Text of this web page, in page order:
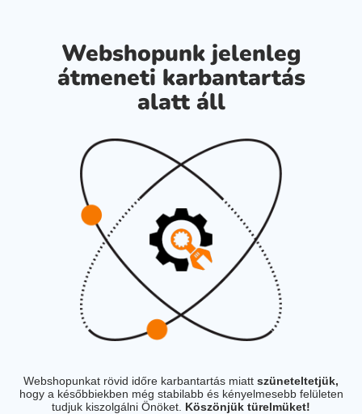
Webshopunk jelenleg
átmeneti karbantartás
alatt áll
Webshopunkat rövid időre karbantartás miatt szüneteltetjük,
hogy a későbbiekben még stabilabb és kényelmesebb felületen
tudjuk kiszolgálni Önöket. Köszönjük türelmüket!